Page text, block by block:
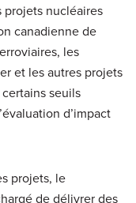
projets nucléaires
canadienne de
les
et les autres projets
seuils
d’impact
projets, le
de délivrer des